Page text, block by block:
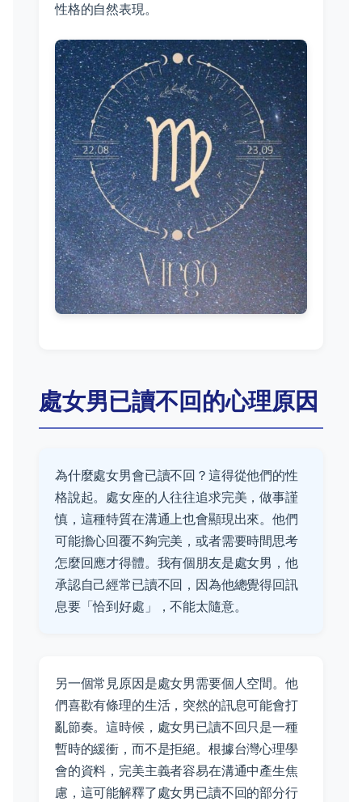
性格的自然表現。
處女男已讀不回的心理原因
為什麼處女男會已讀不回？這得從他們的性
格說起。處女座的人往往追求完美，做事謹
慎，這種特質在溝通上也會顯現出來。他們
可能擔心回覆不夠完美，或者需要時間思考
怎麼回應才得體。我有個朋友是處女男，他
承認自己經常已讀不回，因為他總覺得回訊
息要「恰到好處」，不能太隨意。
另一個常見原因是處女男需要個人空間。他
們喜歡有條理的生活，突然的訊息可能會打
亂節奏。這時候，處女男已讀不回只是一種
暫時的緩衝，而不是拒絕。根據台灣心理學
會的資料，完美主義者容易在溝通中產生焦
慮，這可能解釋了處女男已讀不回的部分行